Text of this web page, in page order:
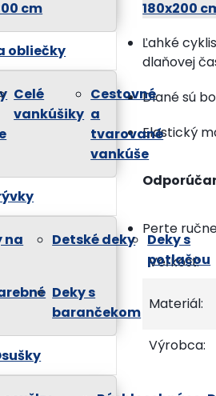
cm
180x200
obliečky
Celé
vankúšiky
Cestovné
a
tvarované
vankúše
na
Detské deky
Deky s
potlačou
Deky s
barančekom
Ľahké
dlaňovej
Dlané sú
Elastický
Perte
Veľkosť:
Materiál:
Výrobca: